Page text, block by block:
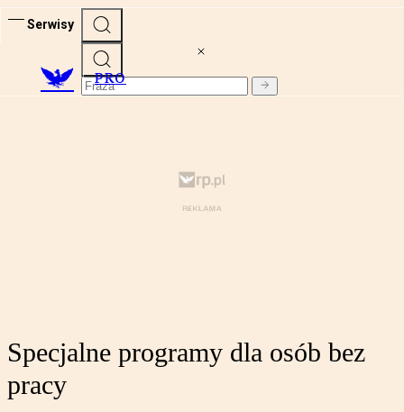
Serwisy
PRO
Specjalne programy dla osób bez
pracy